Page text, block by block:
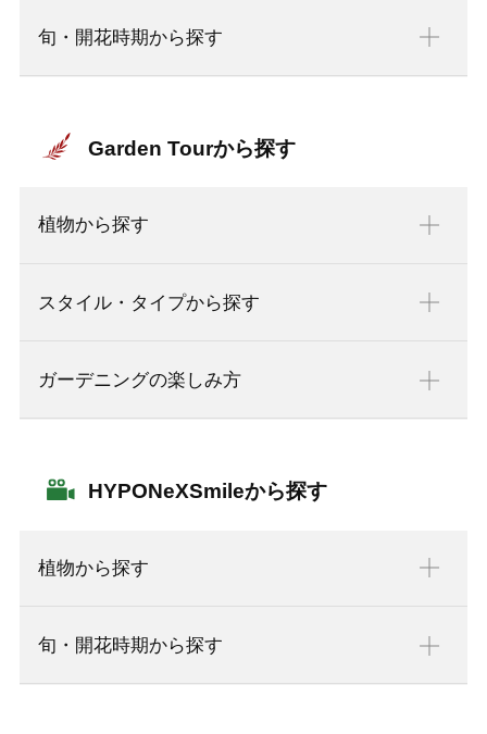
旬・開花時期から探す
Garden Tourから探す
植物から探す
スタイル・タイプから探す
ガーデニングの楽しみ方
HYPONeXSmileから探す
植物から探す
旬・開花時期から探す